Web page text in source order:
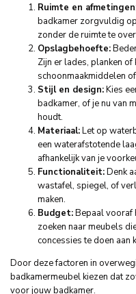
Ruimte en afmetingen
badkamer zorgvuldig
zonder de ruimte te
Opslagbehoefte:
Zijn er lades, planken
schoonmaakmiddelen
Stijl en design:Kies
badkamer, of je nu van
houdt.
Materiaal:Let op
een waterafstotende
afhankelijk van je
Functionaliteit:Denk
wastafel, spiegel, of
maken.
Budget:Bepaal vooraf
zoeken naar meubels
concessies te doen aan
Door deze factoren in
badkamermeubel kiezen dat
voor jouw badkamer.